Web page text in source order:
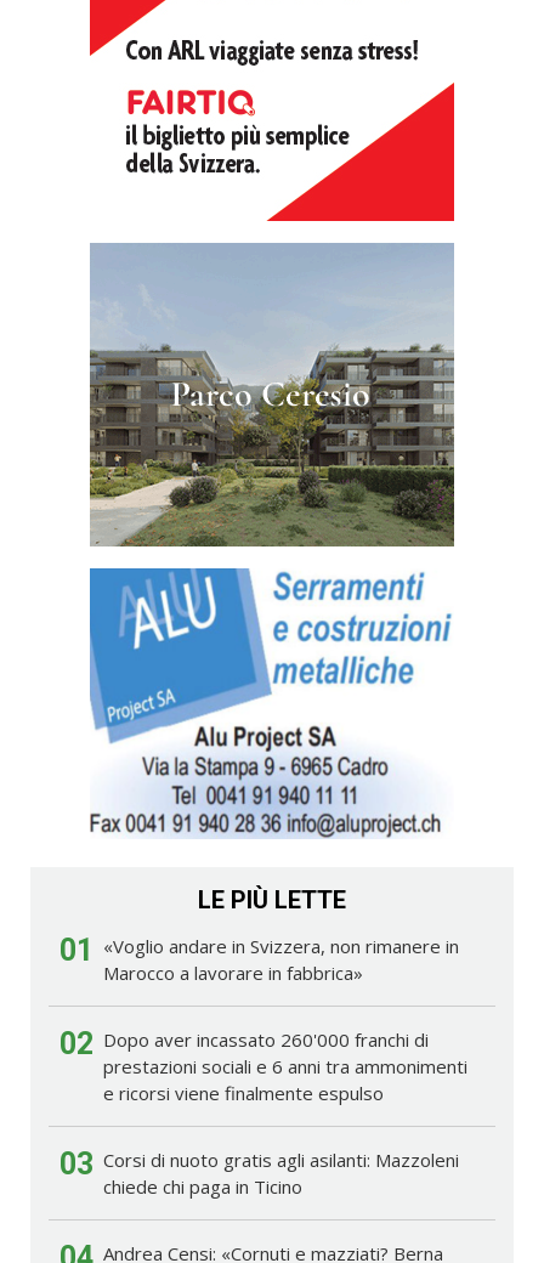
LE PIÙ LETTE
01
«Voglio andare in Svizzera, non rimanere in
Marocco a lavorare in fabbrica»
02 Dopo aver incassato 260'000 franchi di
prestazioni sociali e 6 anni tra ammonimenti
e ricorsi viene finalmente espulso
03 Corsi di nuoto gratis agli asilanti: Mazzoleni
chiede chi paga in Ticino
Andrea Censi: «Cornuti e mazziati? Berna